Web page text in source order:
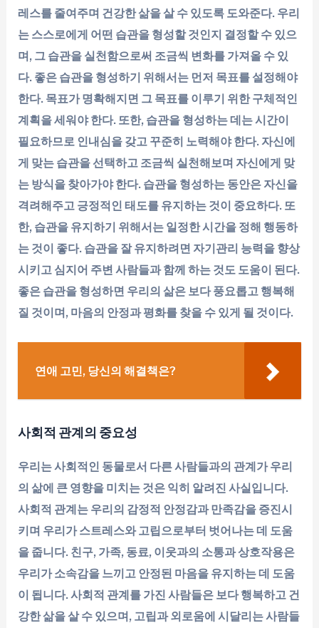
레스를 줄여주며 건강한 삶을 살 수 있도록 도와준다. 우리
는 스스로에게 어떤 습관을 형성할 것인지 결정할 수 있으
며, 그 습관을 실천함으로써 조금씩 변화를 가져올 수 있
다. 좋은 습관을 형성하기 위해서는 먼저 목표를 설정해야
한다. 목표가 명확해지면 그 목표를 이루기 위한 구체적인
계획을 세워야 한다. 또한, 습관을 형성하는 데는 시간이
필요하므로 인내심을 갖고 꾸준히 노력해야 한다. 자신에
게 맞는 습관을 선택하고 조금씩 실천해보며 자신에게 맞
는 방식을 찾아가야 한다. 습관을 형성하는 동안은 자신을
격려해주고 긍정적인 태도를 유지하는 것이 중요하다. 또
한, 습관을 유지하기 위해서는 일정한 시간을 정해 행동하
는 것이 좋다. 습관을 잘 유지하려면 자기관리 능력을 향상
시키고 심지어 주변 사람들과 함께 하는 것도 도움이 된다.
좋은 습관을 형성하면 우리의 삶은 보다 풍요롭고 행복해
질 것이며, 마음의 안정과 평화를 찾을 수 있게 될 것이다.
연애 고민, 당신의 해결책은?
사회적 관계의 중요성
우리는 사회적인 동물로서 다른 사람들과의 관계가 우리
의 삶에 큰 영향을 미치는 것은 익히 알려진 사실입니다.
사회적 관계는 우리의 감정적 안정감과 만족감을 증진시
키며 우리가 스트레스와 고립으로부터 벗어나는 데 도움
을 줍니다. 친구, 가족, 동료, 이웃과의 소통과 상호작용은
우리가 소속감을 느끼고 안정된 마음을 유지하는 데 도움
이 됩니다. 사회적 관계를 가진 사람들은 보다 행복하고 건
강한 삶을 살 수 있으며, 고립과 외로움에 시달리는 사람들